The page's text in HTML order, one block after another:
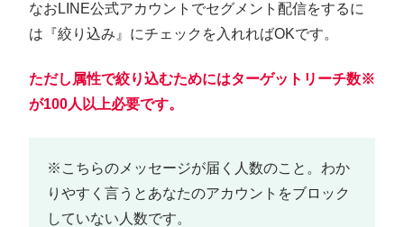
なおLINE公式アカウントでセグメント配信をするに
は『絞り込み』にチェックを入れればOKです。
ただし属性で絞り込むためにはターゲットリーチ数※
が100人以上必要です。
※こちらのメッセージが届く人数のこと。わか
りやすく言うとあなたのアカウントをブロック
していない人数です。